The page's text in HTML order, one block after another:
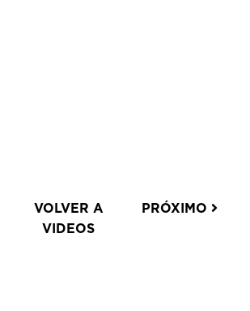
VOLVER A
VIDEOS
PRÓXIMO